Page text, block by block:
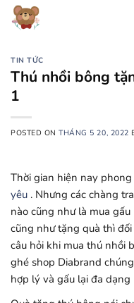
Chuyển
đến
dungTIN TỨC
Thú nhồi bông
1
POSTED ONTHÁNG 5 20, 2022
Thời gian hiện nay phong
yêu . Nhưng các chàng
nào cũng như là mua
cũng như tặng quà thì
câu hỏi khi mua thú nhồi
ghé shop Diabrand
hợp lý và gấu lại đa dạng